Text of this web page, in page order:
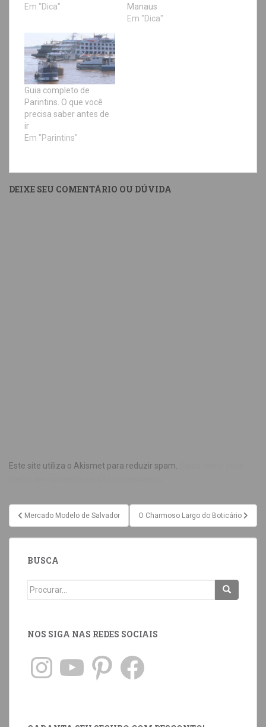
Em "Dica"
Manaus
Em "Dica"
Guia completo de
Parintins. O que você
precisa saber antes de
ir
Em "Parintins"
DEIXE SEU COMENTÁRIO OU DÚVIDA
Este site utiliza o Akismet para reduzir spam.
.
Mercado Modelo de Salvador O Charmoso Largo do Boticário
BUSCA
NOS SIGA NAS REDES SOCIAIS